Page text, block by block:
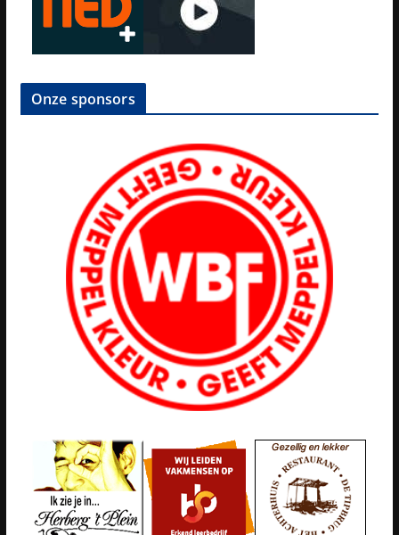
Onze sponsors